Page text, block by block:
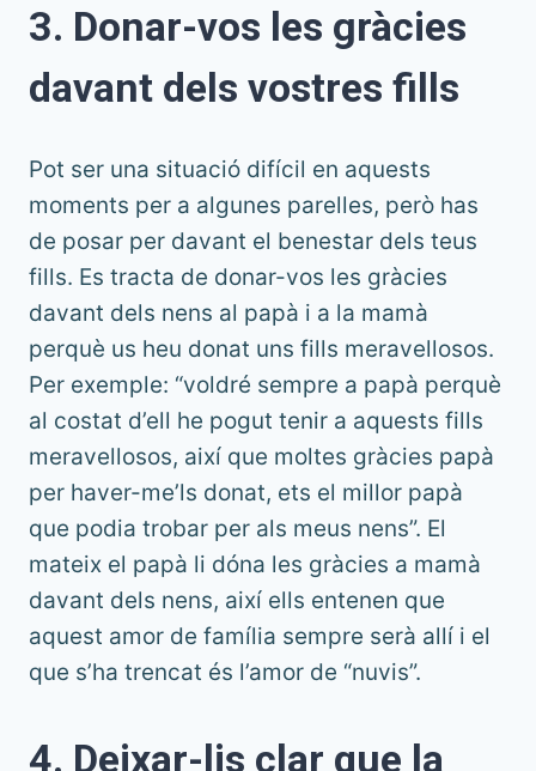
3. Donar-vos les gràcies
davant dels vostres fills
Pot ser una situació difícil en aquests
moments per a algunes parelles, però has
de posar per davant el benestar dels teus
fills. Es tracta de donar-vos les gràcies
davant dels nens al papà i a la mamà
perquè us heu donat uns fills meravellosos.
Per exemple: “voldré sempre a papà perquè
al costat d’ell he pogut tenir a aquests fills
meravellosos, així que moltes gràcies papà
per haver-me’ls donat, ets el millor papà
que podia trobar per als meus nens”. El
mateix el papà li dóna les gràcies a mamà
davant dels nens, així ells entenen que
aquest amor de família sempre serà allí i el
que s’ha trencat és l’amor de “nuvis”.
4. Deixar-lis clar que la